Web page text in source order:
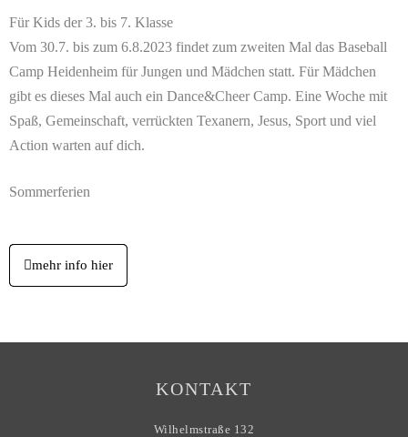
Für Kids der 3. bis 7. Klasse
Vom 30.7. bis zum 6.8.2023 findet zum zweiten Mal das Baseball
Camp Heidenheim für Jungen und Mädchen statt. Für Mädchen
gibt es dieses Mal auch ein Dance&Cheer Camp. Eine Woche mit
Spaß, Gemeinschaft, verrückten Texanern, Jesus, Sport und viel
Action warten auf dich.
Sommerferien
mehr info hier
KONTAKT
Wilhelmstraße 132